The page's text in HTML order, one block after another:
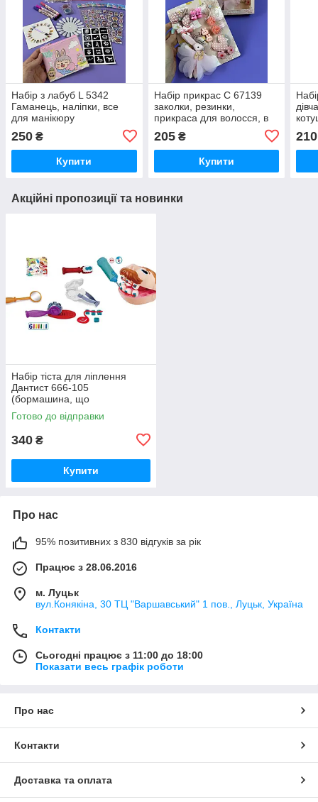
Набір з лабуб L 5342
Гаманець, наліпки, все
для манікюру
250 ₴
Купити
Набір прикрас C 67139
заколки, резинки,
прикраса для волосся, в
205₴
Купити
210
Акційні пропозиції та новинки
Набір тіста для ліплення
Дантист 666-105
(бормашина, що
обертається, інструменти, 8
брусків)
Готово до відправки
340 ₴
Купити
Про нас
95% позитивних з 830 відгуків за рік
Працює з 28.06.2016
м. Луцьк
вул.Конякіна, 30 ТЦ "Варшавський" 1 пов., Луцьк, Україна
Контакти
Сьогодні працює з 11:00 до 18:00
Показати весь графік роботи
Про нас
Контакти
Доставка та оплата